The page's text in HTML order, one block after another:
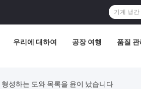
우리에 대하여 공장 여행 품질 관
성하는 도와 목록을 윤이 났습니다